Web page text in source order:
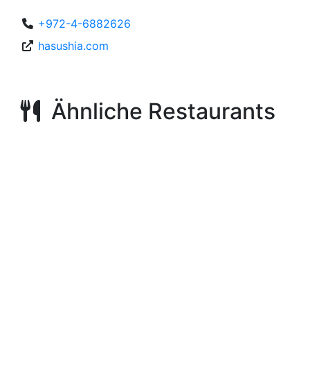
+972-4-6882626
hasushia.com
Ähnliche Restaurants